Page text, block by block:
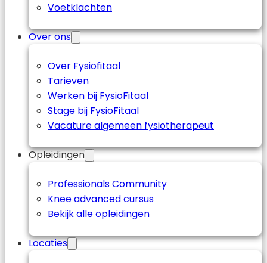
Voetklachten
Over ons
Over Fysiofitaal
Tarieven
Werken bij FysioFitaal
Stage bij FysioFitaal
Vacature algemeen fysiotherapeut
Opleidingen
Professionals Community
Knee advanced cursus
Bekijk alle opleidingen
Locaties